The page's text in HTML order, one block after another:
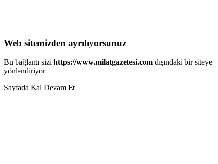
Web sitemizden ayrılıyorsunuz
Bu bağlantı sizi https://www.milatgazetesi.com dışındaki bir siteye
yönlendiriyor.
Sayfada Kal Devam Et